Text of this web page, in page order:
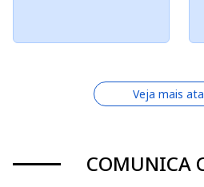
Veja mais
COMUNICA